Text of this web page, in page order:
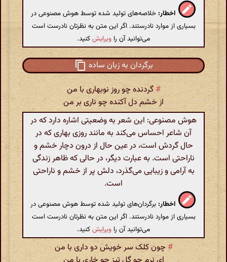
اخطار: خلاصه‌های تولید شده توسط هوش مصنوعی در
بسیاری از موارد نادرستند. اگر این متن به نظرتان نادرست است
می‌توانید آن را ویرایشکنید.
برگردان به زبان ساده
#گردنده چو روز نوبهاری با من
از خشم دل آکنده چو ناری بر من
هوش مصنوعی: این شعر به وضعیتی اشاره دارد که در
آن شاعر احساس می‌کند به مانند روزی بهاری که در
حال گردش است، در عین حال از درون دچار خشم و
ناراحتی است. به عبارت دیگر، در حالی که ظاهر زندگی
به آرامی و زیبایی می‌گذرد، دلش پر از خشم و ناراحتی
است.
اخطار: برگردان‌های تولید شده توسط هوش مصنوعی در
بسیاری از موارد نادرستند. اگر این متن به نظرتان نادرست است
می‌توانید آن را ویرایشکنید.
# چون کلک سر خویش دو داری با من